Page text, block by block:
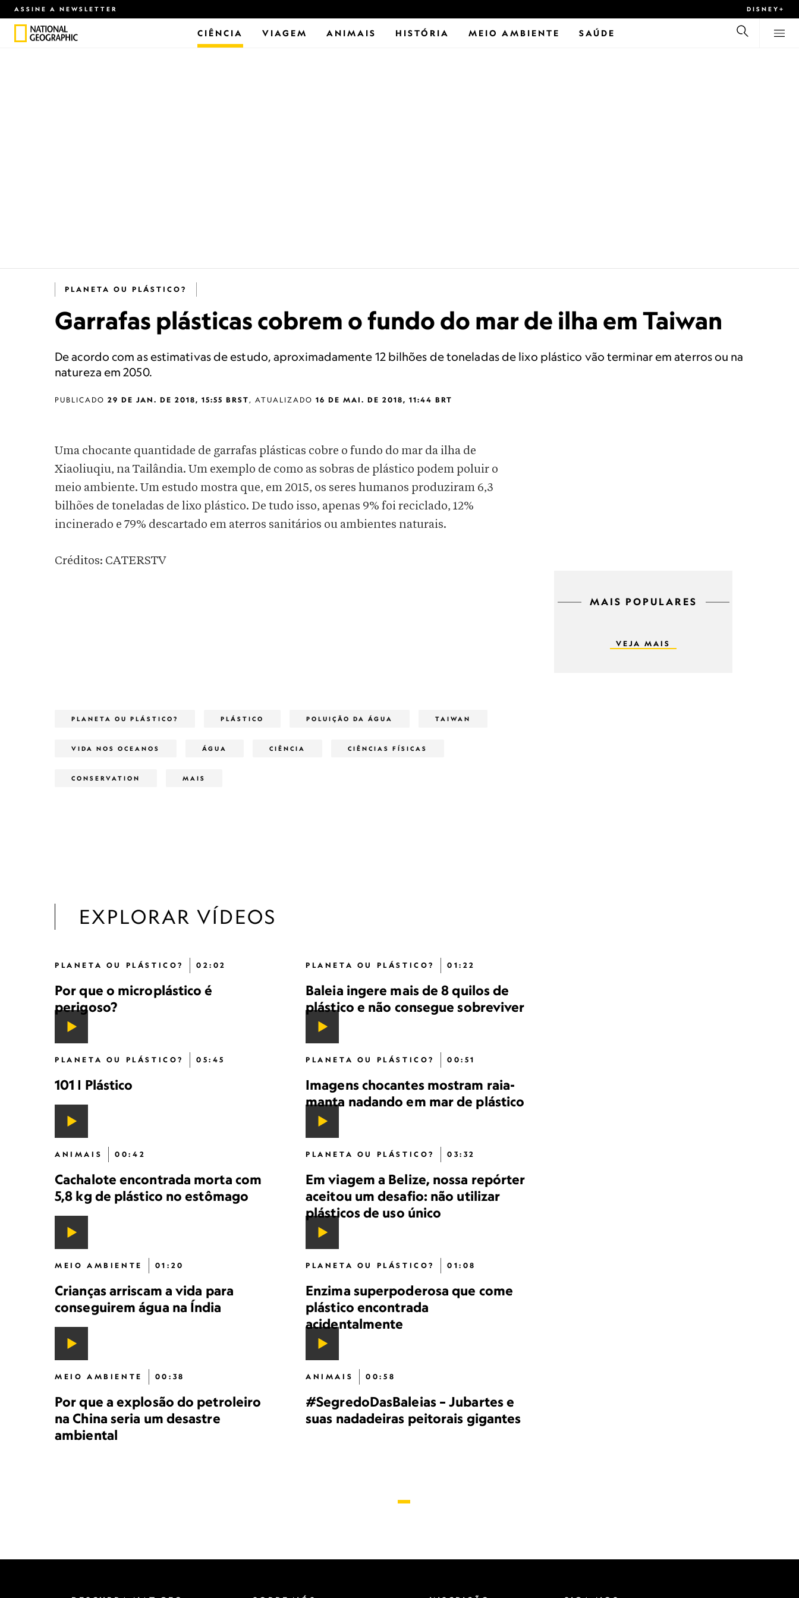
ASSINE A NEWSLETTER DISNEY+
CIÊNCIA VIAGEM ANIMAIS HISTÓRIA MEIO AMBIENTE SAÚDE
PLANETA OU PLÁSTICO?
Garrafas plásticas cobrem o fundo do mar de ilha em Taiwan
De acordo com as estimativas de estudo, aproximadamente 12 bilhões de toneladas de lixo plástico vão terminar em aterros ou na
natureza em 2050.
PUBLICADO 29 DE JAN. DE 2018, 15:55 BRST, ATUALIZADO 16 DE MAI. DE 2018, 11:44 BRT
Uma chocante quantidade de garrafas plásticas cobre o fundo do mar da ilha de
Xiaoliuqiu, na Tailândia. Um exemplo de como as sobras de plástico podem poluir o
meio ambiente. Um estudo mostra que, em 2015, os seres humanos produziram 6,3
bilhões de toneladas de lixo plástico. De tudo isso, apenas 9% foi reciclado, 12%
incinerado e 79% descartado em aterros sanitários ou ambientes naturais.
Créditos: CATERSTV
MAIS POPULARES
VEJA MAIS
PLANETA OU PLÁSTICO? PLÁSTICO POLUIÇÃO DA ÁGUA TAIWAN
VIDA NOS OCEANOS ÁGUA CIÊNCIA CIÊNCIAS FÍSICAS
CONSERVATION MAIS
EXPLORAR VÍDEOS
PLANETA OU PLÁSTICO? 02:02
Por que o microplástico é
perigoso?
PLANETA OU PLÁSTICO? 01:22
Baleia ingere mais de 8 quilos de
plástico e não consegue sobreviver
PLANETA OU PLÁSTICO? 05:45
101 | Plástico
PLANETA OU PLÁSTICO? 00:51
Imagens chocantes mostram raia-
manta nadando em mar de plástico
ANIMAIS 00:42
Cachalote encontrada morta com
5,8 kg de plástico no estômago
PLANETA OU PLÁSTICO? 03:32
Em viagem a Belize, nossa repórter
aceitou um desafio: não utilizar
plásticos de uso único
MEIO AMBIENTE 01:20
Crianças arriscam a vida para
conseguirem água na Índia
PLANETA OU PLÁSTICO? 01:08
Enzima superpoderosa que come
plástico encontrada
acidentalmente
MEIO AMBIENTE 00:38
Por que a explosão do petroleiro
na China seria um desastre
ambiental
ANIMAIS 00:58
#SegredoDasBaleias – Jubartes e
suas nadadeiras peitorais gigantes